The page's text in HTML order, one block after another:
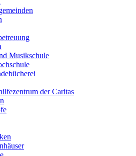
Musikschule
der Caritas